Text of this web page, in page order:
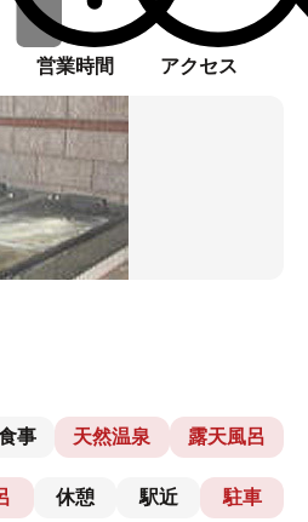
営業時間 アクセス
事 天然温泉 露天風呂
休憩 駅近 駐車